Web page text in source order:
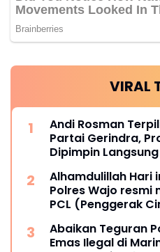
VIRAL
Andi Rosman
Partai Gerindra,
Dipimpin
Alhamdulillah Hari
Polres Wajo resmi
PCL (Penggerak
Abaikan Teguran
Emas Ilegal di